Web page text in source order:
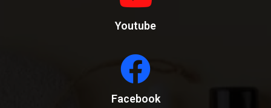
Youtube
Facebook